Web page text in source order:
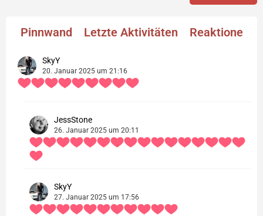
Pinnwand Letzte Aktivitäten Reaktionen
SkyY
20. Januar 2025 um 21:16
JessStone
26. Januar 2025 um 20:11
SkyY
27. Januar 2025 um 17:56